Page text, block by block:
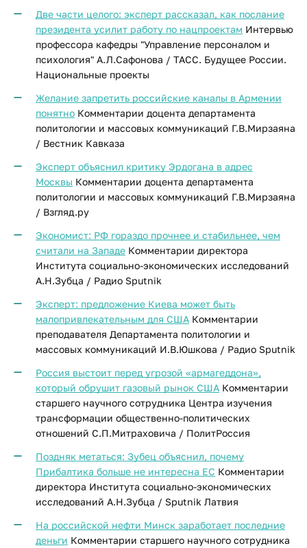
Две части целого: эксперт рассказал, как послание
президента усилит работу по нацпроектам Интервью
профессора кафедры "Управление персоналом и
психология" А.Л.Сафонова / ТАСС. Будущее России.
Национальные проекты
Желание запретить российские каналы в Армении
понятно Комментарии доцента департамента
политологии и массовых коммуникаций Г.В.Мирзаяна
/ Вестник Кавказа
Эксперт объяснил критику Эрдогана в адрес
Москвы Комментарии доцента департамента
политологии и массовых коммуникаций Г.В.Мирзаяна
/ Взгляд.ру
Экономист: РФ гораздо прочнее и стабильнее, чем
считали на Западе Комментарии директора
Института социально-экономических исследований
А.Н.Зубца / Радио Sputnik
Эксперт: предложение Киева может быть
малопривлекательным для США Комментарии
преподавателя Департамента политологии и
массовых коммуникаций И.В.Юшкова / Радио Sputnik
Россия выстоит перед угрозой «армагеддона»,
который обрушит газовый рынок США Комментарии
старшего научного сотрудника Центра изучения
трансформации общественно-политических
отношений С.П.Митраховича / ПолитРоссия
Поздняк метаться: Зубец объяснил, почему
Прибалтика больше не интересна ЕС Комментарии
директора Института социально-экономических
исследований А.Н.Зубца / Sputnik Латвия
На российской нефти Минск заработает последние
деньги Комментарии старшего научного сотрудника